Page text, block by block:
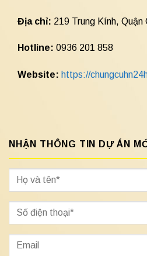
Địa chỉ: 219 Trung Kính, Quận
Hotline: 0936 201 858
Website: https://
NHẬN THÔNG TIN DỰ ÁN